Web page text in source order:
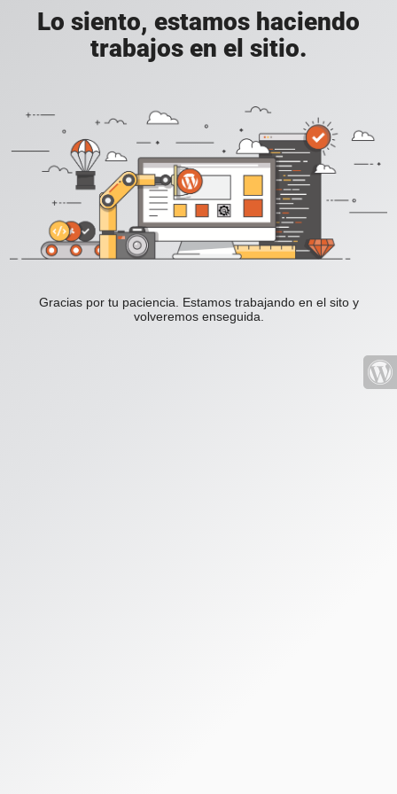
Lo siento, estamos haciendo
trabajos en el sitio.
Gracias por tu paciencia. Estamos trabajando en el sito y
volveremos enseguida.